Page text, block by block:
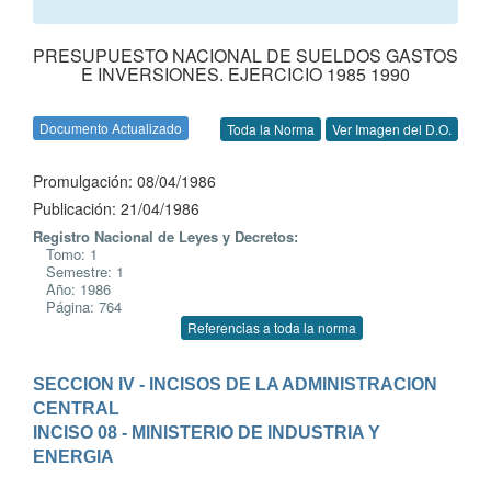
PRESUPUESTO NACIONAL DE SUELDOS GASTOS
E INVERSIONES. EJERCICIO 1985 1990
Documento Actualizado Toda la Norma Ver Imagen del D.O.
Promulgación: 08/04/1986
Publicación: 21/04/1986
Registro Nacional de Leyes y Decretos:
Tomo: 1
Semestre: 1
Año: 1986
Página: 764
Referencias a toda la norma
SECCION IV - INCISOS DE LA ADMINISTRACION
CENTRAL
INCISO 08 - MINISTERIO DE INDUSTRIA Y
ENERGIA